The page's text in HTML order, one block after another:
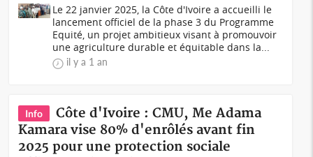
Le 22 janvier 2025, la Côte d'Ivoire a accueilli le
lancement officiel de la phase 3 du Programme
Equité, un projet ambitieux visant à promouvoir
une agriculture durable et équitable dans la...
il y a 1 an
Info
Côte d'Ivoire : CMU, Me Adama
Kamara vise 80% d'enrôlés avant fin
2025 pour une protection sociale